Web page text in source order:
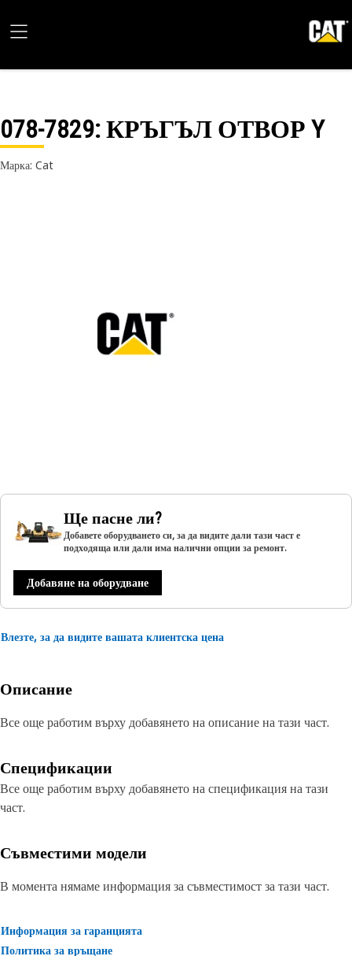
078-7829: КРЪГЪЛ ОТВОР Y
Марка: Cat
Ще пасне ли?
Добавете оборудването си, за да видите дали тази част е
подходяща или дали има налични опции за ремонт.
Добавяне на оборудване
Влезте, за да видите вашата клиентска цена
Описание
Все още работим върху добавянето на описание на тази част.
Спецификации
Все още работим върху добавянето на спецификация на тази
част.
Съвместими модели
В момента нямаме информация за съвместимост за тази част.
Информация за гаранцията
Политика за връщане